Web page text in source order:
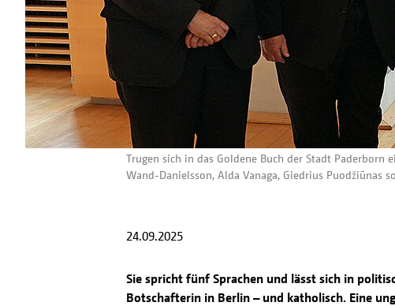
Trugen sich in das Goldene Buch der Stadt
Wand-Danielsson, Alda Vanaga, Giedrius Puodžiūnas
24.09.2025
Sie spricht fünf Sprachen und lässt sich in
Botschafterin in Berlin – und katholisch. Eine